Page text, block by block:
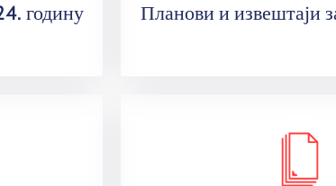
годину Планови и извештаји